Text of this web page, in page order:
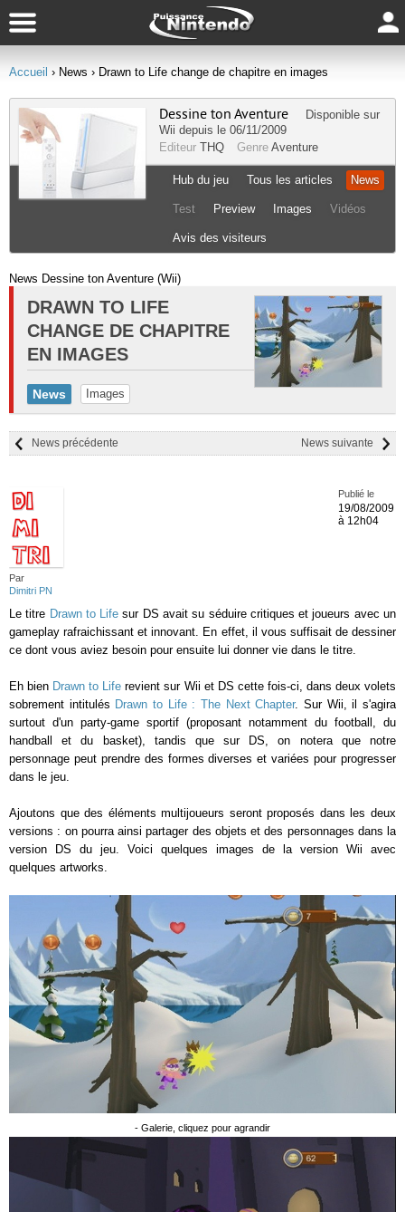
Accueil › News › Drawn to Life change de chapitre en images
Dessine ton Aventure
Disponible sur
Wii depuis le 06/11/2009
Editeur THQ Genre Aventure
Hub du jeu Tous les articles News
Test Preview Images Vidéos
Avis des visiteurs
News Dessine ton Aventure (Wii)
DRAWN TO LIFE
CHANGE DE CHAPITRE
EN IMAGES
News Images
News suivante
News précédente
Par
Dimitri PN
Publié le
19/08/2009
à 12h04
Le titre Drawn to Life sur DS avait su séduire critiques et joueurs avec un
gameplay rafraichissant et innovant. En effet, il vous suffisait de dessiner
ce dont vous aviez besoin pour ensuite lui donner vie dans le titre.
Eh bien Drawn to Life revient sur Wii et DS cette fois-ci, dans deux volets
sobrement intitulés Drawn to Life : The Next Chapter. Sur Wii, il s'agira
surtout d'un party-game sportif (proposant notamment du football, du
handball et du basket), tandis que sur DS, on notera que notre
personnage peut prendre des formes diverses et variées pour progresser
dans le jeu.
Ajoutons que des éléments multijoueurs seront proposés dans les deux
versions : on pourra ainsi partager des objets et des personnages dans la
version DS du jeu. Voici quelques images de la version Wii avec
quelques artworks.
- Galerie, cliquez pour agrandir